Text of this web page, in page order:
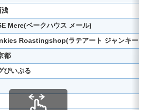
Mere(ベークハウス メール)
Roastingshop(ラテアート ジャンキーズ
都
ぴいぷる